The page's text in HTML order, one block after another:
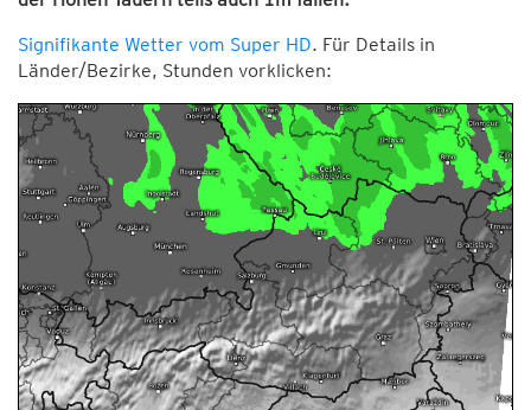
Signifikante Wetter vom Super HD. Für Details in
Länder/Bezirke, Stunden vorklicken: